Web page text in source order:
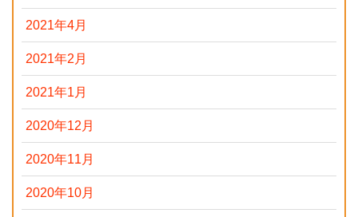
2021年4月
2021年2月
2021年1月
2020年12月
2020年11月
2020年10月